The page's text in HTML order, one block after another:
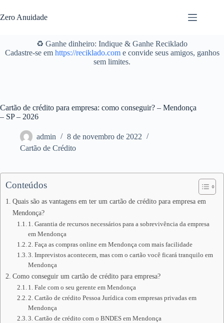
para
o
Zero Anuidade
♻️ Ganhe dinheiro: Indique & Ganhe Reciklado
Cadastre-se em https://reciklado.come convide seus amigos, ganhos
sem limites.
Cartão de crédito para empresa: como conseguir? – Mendonça
– SP – 2026
admin
8 de novembro de 2022
Cartão de Crédito
Conteúdos
Quais são as vantagens em ter um cartão de crédito para empresa em
Mendonça?
1. Garantia de recursos necessários para a sobrevivência da empresa
em Mendonça
2. Faça as compras online em Mendonça com mais facilidade
3. Imprevistos acontecem, mas com o cartão você ficará tranquilo em
Mendonça
Como conseguir um cartão de crédito para empresa?
1. Fale com o seu gerente em Mendonça
2. Cartão de crédito Pessoa Jurídica com empresas privadas em
Mendonça
3. Cartão de crédito com o BNDES em Mendonça